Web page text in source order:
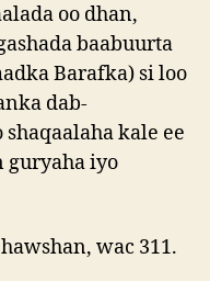
oo dhan,
baabuurta
Barafka) si loo
dab-
kale ee
guryaha iyo
wac 311.